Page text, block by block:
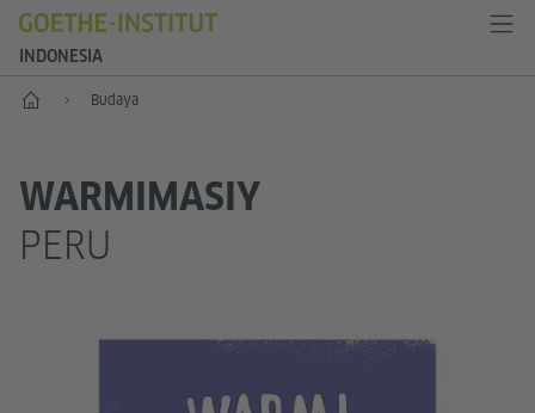
INDONESIA
Depan Budaya
WARMIMASIY
PERU